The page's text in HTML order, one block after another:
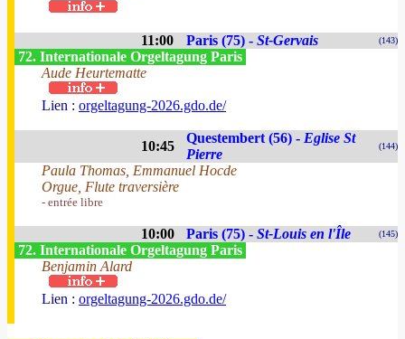
11:00 Paris (75) - St-Gervais (143)
72. Internationale Orgeltagung Paris
Aude Heurtematte
Lien : orgeltagung-2026.gdo.de/
10:45
Questembert (56) - Eglise St
Pierre
(144)
Paula Thomas, Emmanuel Hocde
Orgue, Flute traversière
- entrée libre
10:00 Paris (75) - St-Louis en l'Île (145)
72. Internationale Orgeltagung Paris
Benjamin Alard
Lien : orgeltagung-2026.gdo.de/